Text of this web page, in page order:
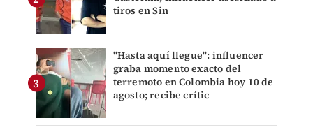
tiros en Sin
"Hasta aquí llegue": influencer
graba momento exacto del
terremoto en Colombia hoy 10 de
agosto; recibe crític